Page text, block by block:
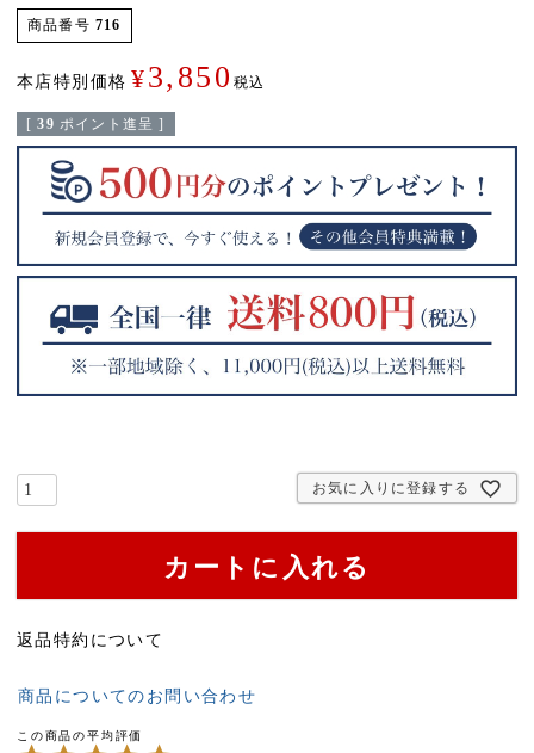
商品番号 716
本店特別価格 ¥3,850 税込
[ 39 ポイント進呈 ]
お気に入りに登録する
カートに入れる
返品特約について
商品についてのお問い合わせ